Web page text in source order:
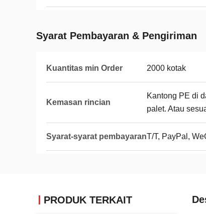
Syarat Pembayaran & Pengiriman
Kuantitas min Order 2000 kotak
Kemasan rincian
Kantong PE di
palet. Atau
Syarat-syarat pembayaranT/T, PayPal,
PRODUK TERKAIT